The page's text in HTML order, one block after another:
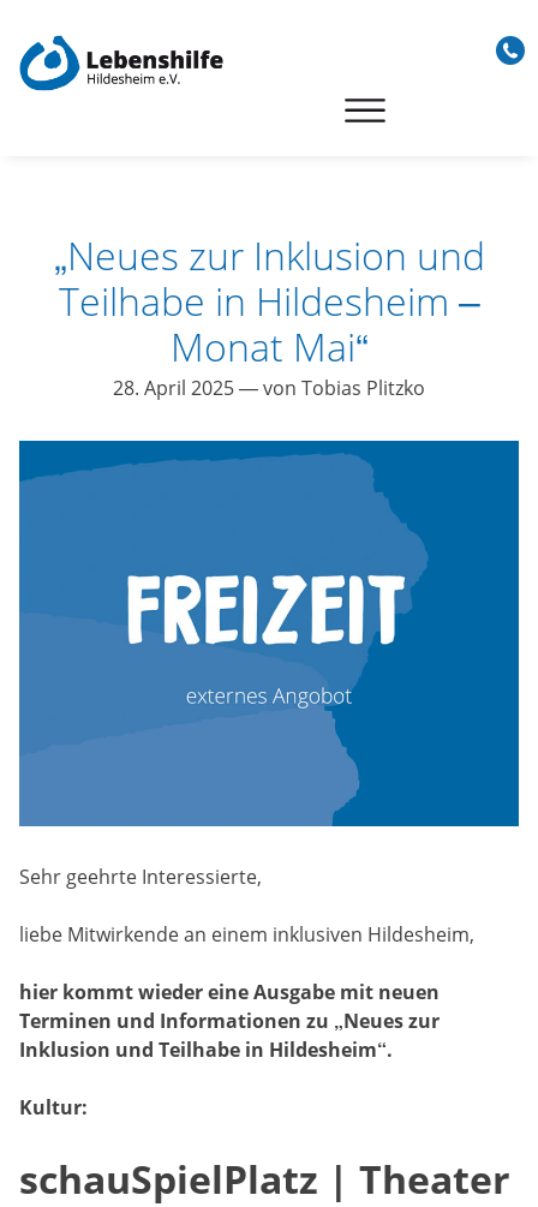
content
„Neues zur Inklusion und
Teilhabe in Hildesheim –
Monat Mai“
28. April 2025— von Tobias Plitzko
Sehr geehrte Interessierte,
liebe Mitwirkende an einem inklusiven Hildesheim,
hier kommt wieder eine Ausgabe mit neuen
Terminen und Informationen zu „Neues zur
Inklusion und Teilhabe in Hildesheim“.
Kultur:
schauSpielPlatz | Theater